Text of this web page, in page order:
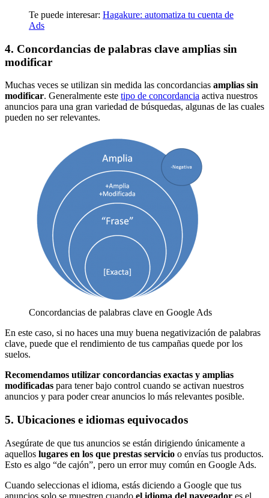
Te puede interesar: Hagakure: automatiza tu cuenta de
Ads
4. Concordancias de palabras clave amplias sin
modificar
Muchas veces se utilizan sin medida las concordancias amplias sin
modificar. Generalmente este tipo de concordancia activa nuestros
anuncios para una gran variedad de búsquedas, algunas de las cuales
pueden no ser relevantes.
Concordancias de palabras clave en Google Ads
En este caso, si no haces una muy buena negativización de palabras
clave, puede que el rendimiento de tus campañas quede por los
suelos.
Recomendamos utilizar concordancias exactas y amplias
modificadas para tener bajo control cuando se activan nuestros
anuncios y para poder crear anuncios lo más relevantes posible.
5. Ubicaciones e idiomas equivocados
Asegúrate de que tus anuncios se están dirigiendo únicamente a
aquellos lugares en los que prestas servicio o envías tus productos.
Esto es algo “de cajón”, pero un error muy común en Google Ads.
Cuando seleccionas el idioma, estás diciendo a Google que tus
anuncios solo se muestren cuando el idioma del navegador es el